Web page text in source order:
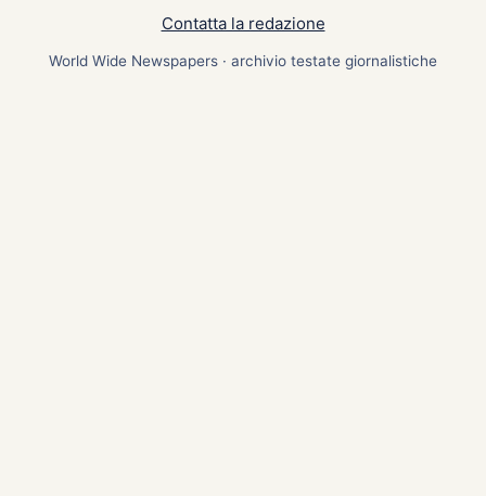
Contatta la redazione
World Wide Newspapers · archivio testate giornalistiche